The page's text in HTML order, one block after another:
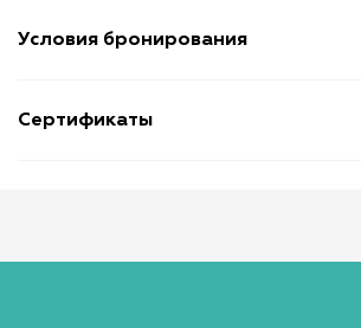
Условия бронирования
Сертификаты